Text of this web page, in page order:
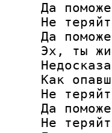
Да
Не
Да
Эх, ты
Как
Не
Да
Не